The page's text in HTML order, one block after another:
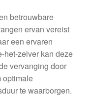
betrouwbare
ervan vereist
een ervaren
het-zelver kan deze
vervanging door
optimale
te waarborgen.